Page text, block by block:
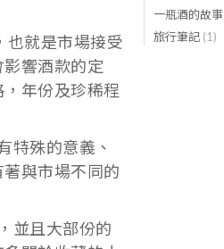
就是市場接受
響酒款的定
年份及珍稀程
殊的意義、
與市場不同的
並且大部份的
一瓶酒的故事
旅行筆記 (1)